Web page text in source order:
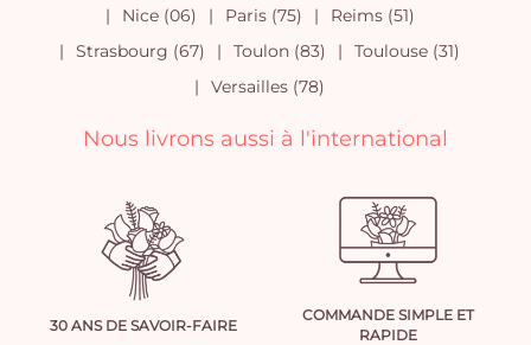
Nice (06)
Paris (75)
Reims (51)
Strasbourg (67)
Toulon (83)
Toulouse (31)
Versailles (78)
Nous livrons aussi à l'international
30 ANS DE SAVOIR-FAIRE
COMMANDE SIMPLE ET
RAPIDE